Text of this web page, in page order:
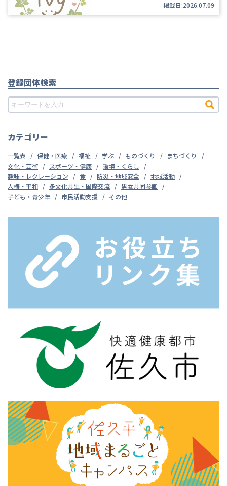
掲載日:2026.07.09
登録団体検索
カテゴリー
一覧表 保健・医療 福祉 学ぶ ものづくり
まちづくり
文化・芸術
スポーツ・健康
環境・くらし
趣味・レクレーション
食 防災・地域安全
地域活動
人権・平和
多文化共生・国際交流
男女共同参画
子ども・青少年
市民活動支援 その他